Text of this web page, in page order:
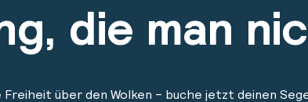
die man
Freiheit über den Wolken – buche jetzt deinen